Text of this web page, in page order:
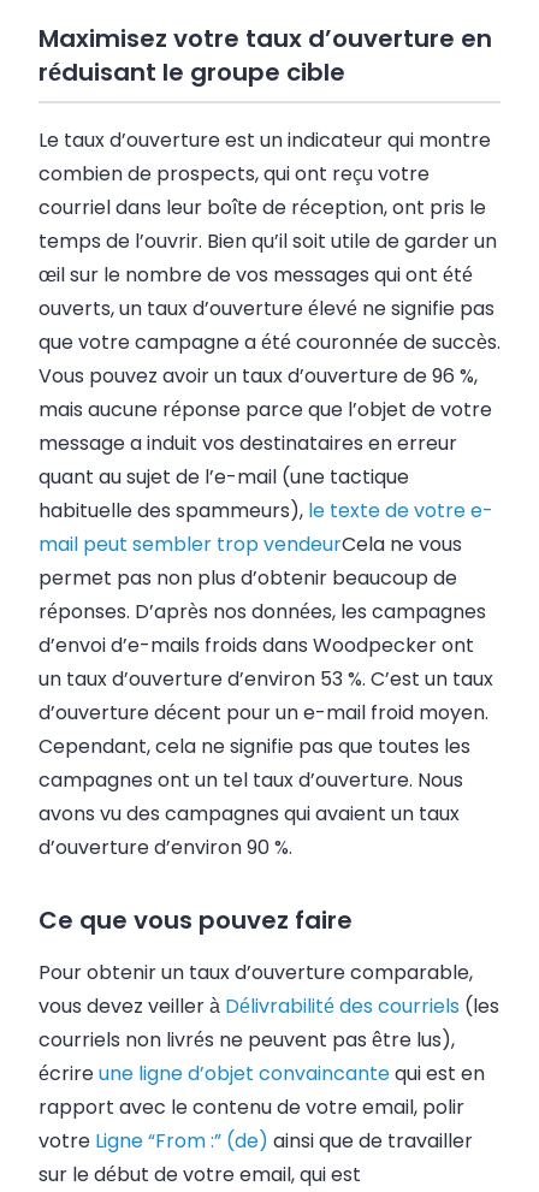
Maximisez votre taux d’ouverture en
réduisant le groupe cible
Le taux d’ouverture est un indicateur qui montre
combien de prospects, qui ont reçu votre
courriel dans leur boîte de réception, ont pris le
temps de l’ouvrir. Bien qu’il soit utile de garder un
œil sur le nombre de vos messages qui ont été
ouverts, un taux d’ouverture élevé ne signifie pas
que votre campagne a été couronnée de succès.
Vous pouvez avoir un taux d’ouverture de 96 %,
mais aucune réponse parce que l’objet de votre
message a induit vos destinataires en erreur
quant au sujet de l’e-mail (une tactique
habituelle des spammeurs), le texte de votre e-
mail peut sembler trop vendeurCela ne vous
permet pas non plus d’obtenir beaucoup de
réponses. D’après nos données, les campagnes
d’envoi d’e-mails froids dans Woodpecker ont
un taux d’ouverture d’environ 53 %. C’est un taux
d’ouverture décent pour un e-mail froid moyen.
Cependant, cela ne signifie pas que toutes les
campagnes ont un tel taux d’ouverture. Nous
avons vu des campagnes qui avaient un taux
d’ouverture d’environ 90 %.
Ce que vous pouvez faire
Pour obtenir un taux d’ouverture comparable,
vous devez veiller à Délivrabilité des courriels (les
courriels non livrés ne peuvent pas être lus),
écrireune ligne d’objet convaincantequi est en
rapport avec le contenu de votre email, polir
votre Ligne “From :” (de) ainsi que de travailler
sur le début de votre email, qui est